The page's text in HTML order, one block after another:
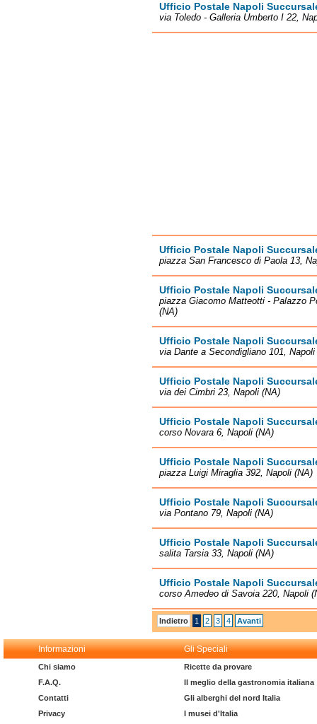
Ufficio Postale Napoli
via Toledo - Galleria Umberto I 22,
Ufficio Postale Napoli
piazza San Francesco di Paola 13,
Ufficio Postale Napoli
piazza Giacomo Matteotti - Palazzo
(NA)
Ufficio Postale Napoli
via Dante a Secondigliano 101, Napoli
Ufficio Postale Napoli
via dei Cimbri 23, Napoli (NA)
Ufficio Postale Napoli
corso Novara 6, Napoli (NA)
Ufficio Postale Napoli
piazza Luigi Miraglia 392, Napoli (NA)
Ufficio Postale Napoli
via Pontano 79, Napoli (NA)
Ufficio Postale Napoli
salita Tarsia 33, Napoli (NA)
Ufficio Postale Napoli
corso Amedeo di Savoia 220, Napoli
Indietro 1 2 3 4 Avanti
Informazioni Gli Speciali
Chi siamo
F.A.Q.
Contatti
Privacy
Ricette da provare
Il meglio della gastronomia italiana
Gli alberghi del nord Italia
I musei d'Italia